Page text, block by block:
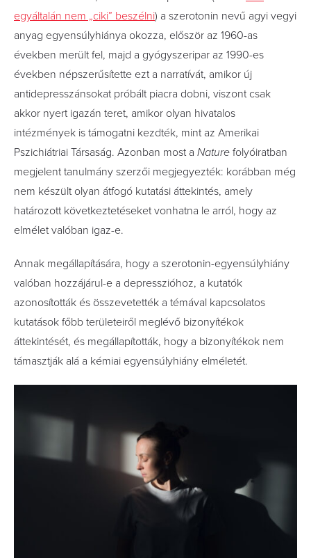
egyáltalán nem „ciki” beszélni) a szerotonin nevű agyi vegyi
anyag egyensúlyhiánya okozza, először az 1960-as
években merült fel, majd a gyógyszeripar az 1990-es
években népszerűsítette ezt a narratívát, amikor új
antidepresszánsokat próbált piacra dobni, viszont csak
akkor nyert igazán teret, amikor olyan hivatalos
intézmények is támogatni kezdték, mint az Amerikai
Pszichiátriai Társaság. Azonban most a Nature folyóiratban
megjelent tanulmány szerzői megjegyezték: korábban még
nem készült olyan átfogó kutatási áttekintés, amely
határozott következtetéseket vonhatna le arról, hogy az
elmélet valóban igaz-e.
Annak megállapítására, hogy a szerotonin-egyensúlyhiány
valóban hozzájárul-e a depresszióhoz, a kutatók
azonosították és összevetették a témával kapcsolatos
kutatások főbb területeiről meglévő bizonyítékok
áttekintését, és megállapították, hogy a bizonyítékok nem
támasztják alá a kémiai egyensúlyhiány elméletét.